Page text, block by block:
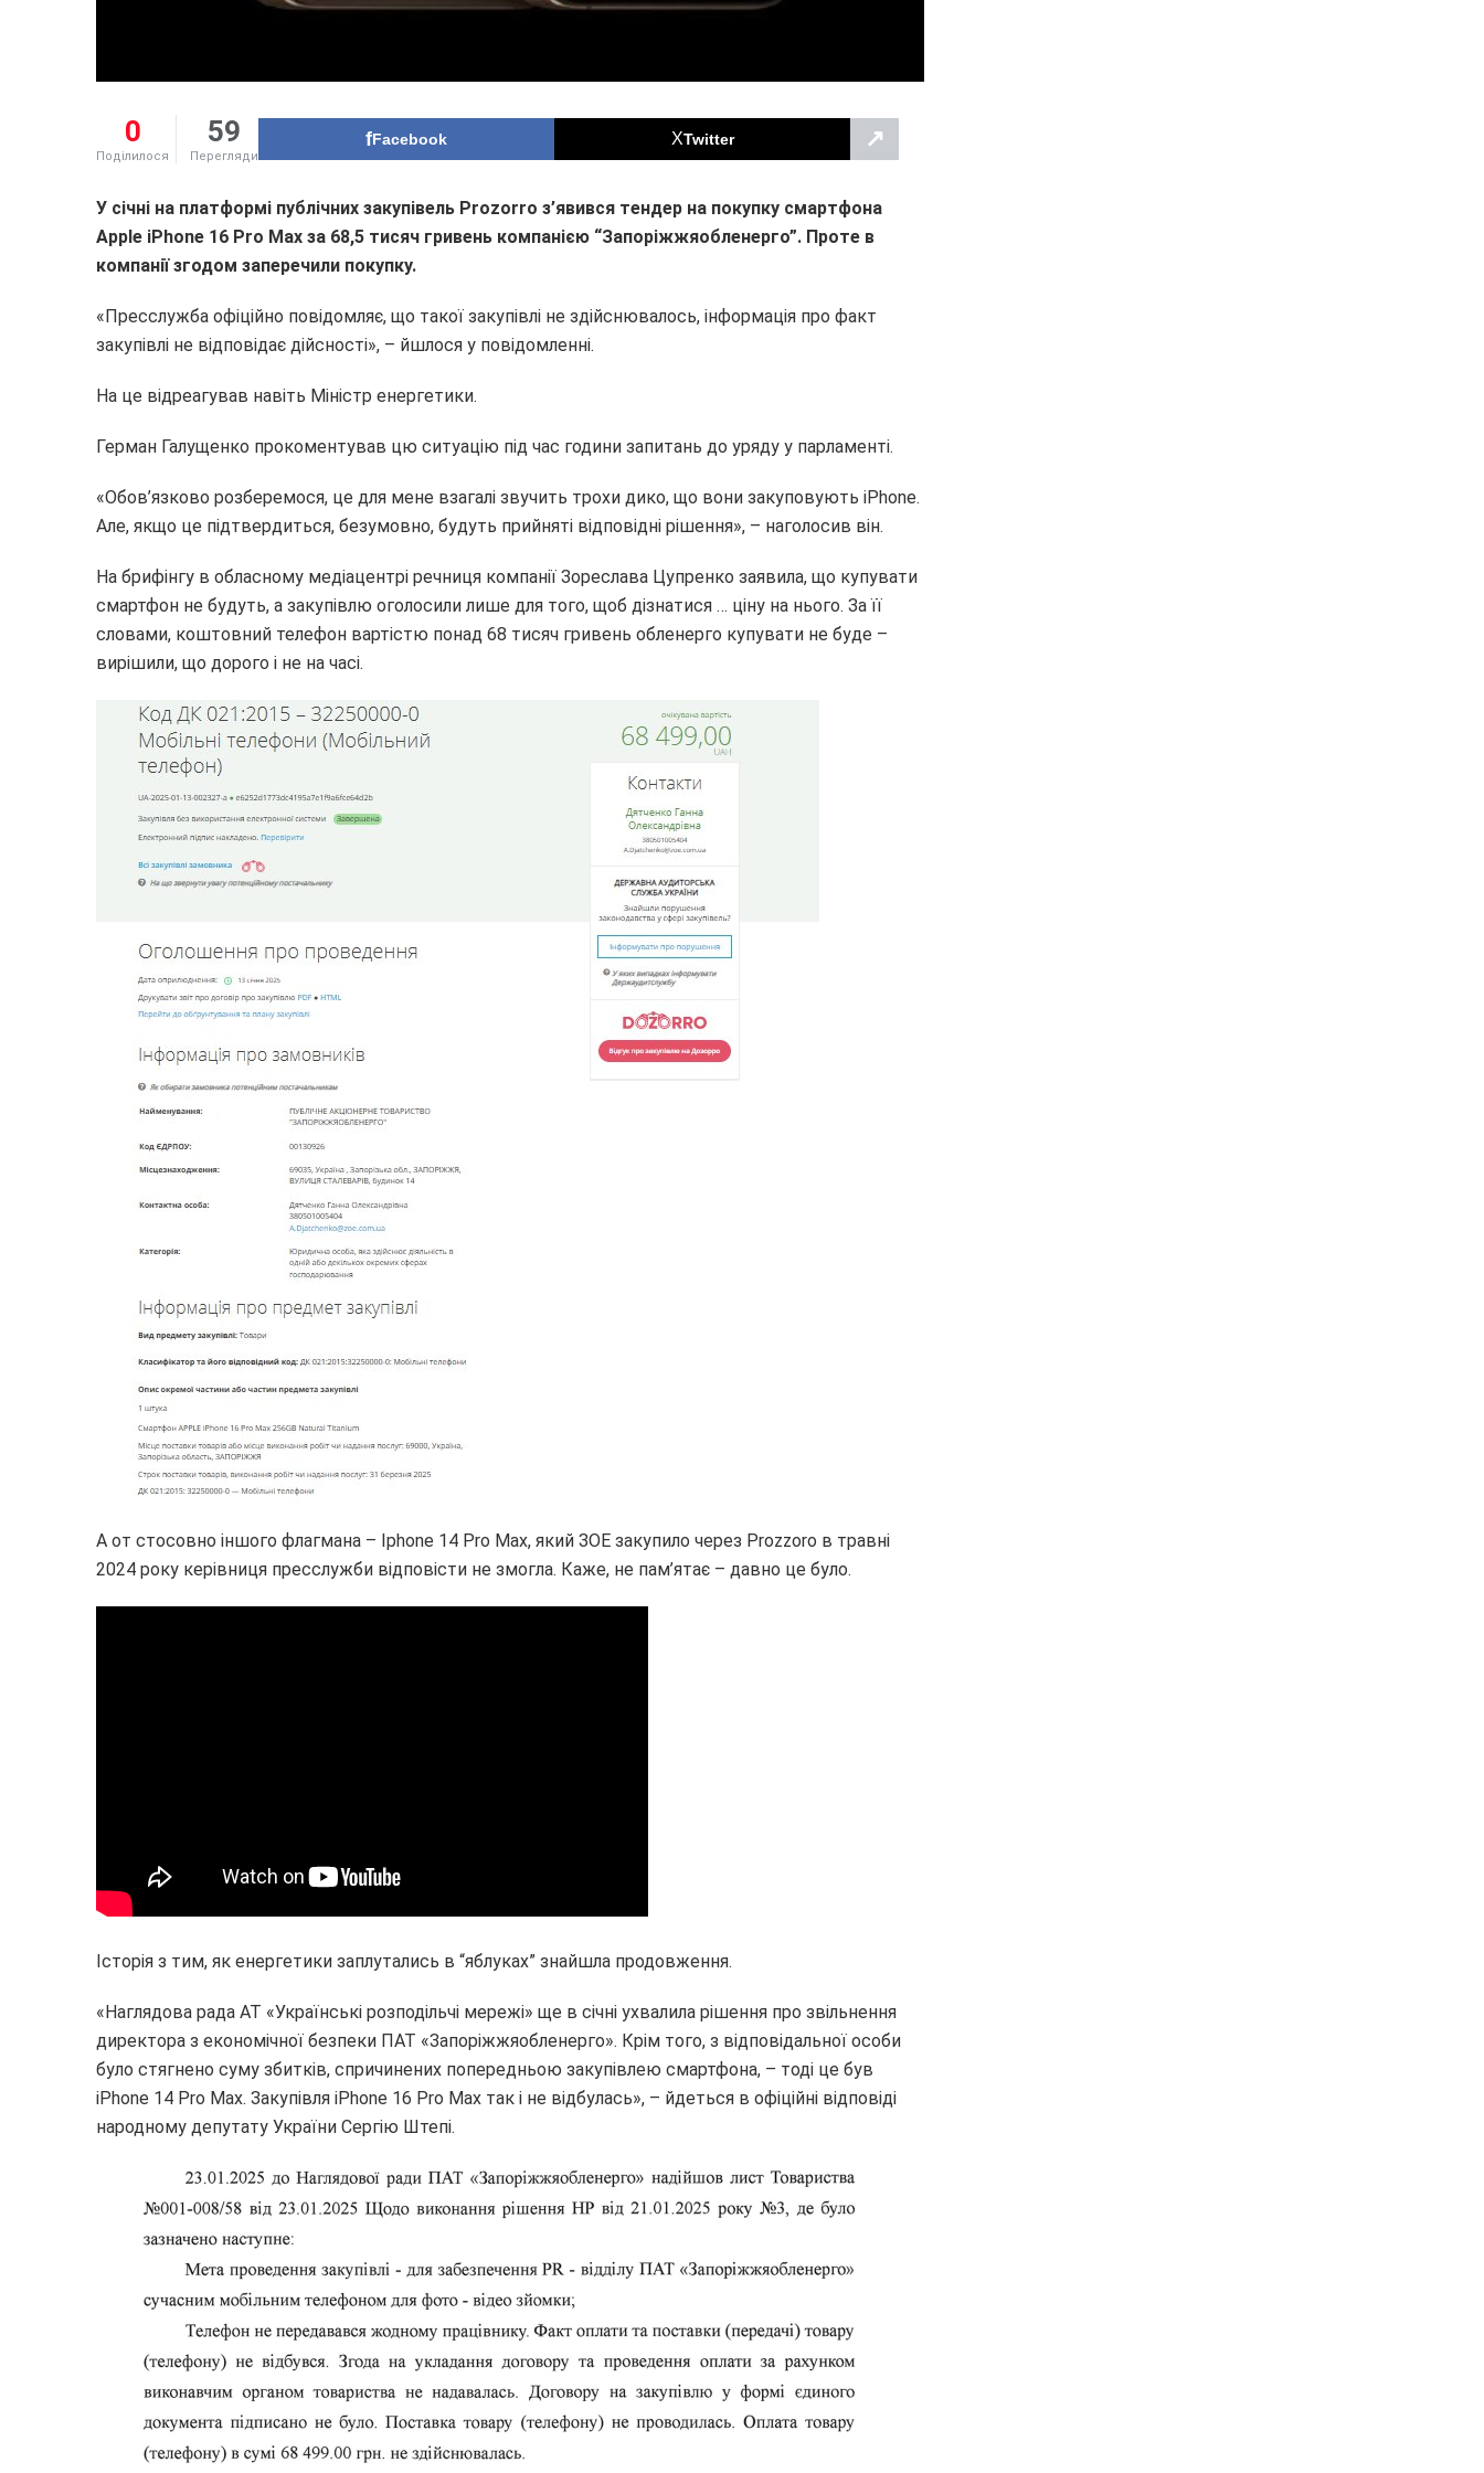
0
Поділилося
59
Перегляди
Facebook Twitter ↗
У січні на платформі публічних закупівель Prozorro з’явився тендер на покупку смартфона
Apple iPhone 16 Pro Max за 68,5 тисяч гривень компанією “Запоріжжяобленерго”. Проте в
компанії згодом заперечили покупку.
«Пресслужба офіційно повідомляє, що такої закупівлі не здійснювалось, інформація про факт
закупівлі не відповідає дійсності», – йшлося у повідомленні.
На це відреагував навіть Міністр енергетики.
Герман Галущенко прокоментував цю ситуацію під час години запитань до уряду у парламенті.
«Обов’язково розберемося, це для мене взагалі звучить трохи дико, що вони закуповують іPhone.
Але, якщо це підтвердиться, безумовно, будуть прийняті відповідні рішення», – наголосив він.
На брифінгу в обласному медіацентрі речниця компанії Зореслава Цупренко заявила, що купувати
смартфон не будуть, а закупівлю оголосили лише для того, щоб дізнатися … ціну на нього. За її
словами, коштовний телефон вартістю понад 68 тисяч гривень обленерго купувати не буде –
вирішили, що дорого і не на часі.
А от стосовно іншого флагмана – Iphone 14 Pro Max, який ЗОЕ закупило через Prozzoro в травні
2024 року керівниця пресслужби відповісти не змогла. Каже, не пам’ятає – давно це було.
Історія з тим, як енергетики заплутались в “яблуках” знайшла продовження.
«Наглядова рада АТ «Українські розподільчі мережі» ще в січні ухвалила рішення про звільнення
директора з економічної безпеки ПАТ «Запоріжжяобленерго». Крім того, з відповідальної особи
було стягнено суму збитків, спричинених попередньою закупівлею смартфона, – тоді це був
iPhone 14 Pro Max. Закупівля iPhone 16 Pro Max так і не відбулась», – йдеться в офіційні відповіді
народному депутату України Сергію Штепі.